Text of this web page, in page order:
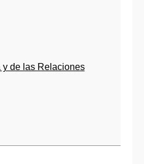
de las Relaciones